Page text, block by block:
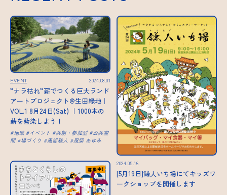
EVENT 2024.08.01
”ナラ枯れ”薪でつくる巨大ランド
アートプロジェクト@生田緑地｜
VOL.1 8月24日(Sat) ｜1000本の
薪を藍染しよう！
地域 イベント 共創・参加型
公共空
間
場づくり 黒部駿人 風祭 あゆみ
2024.05.16
[5月19日]鎌人いち場にてキッズワ
ークショップを開催します